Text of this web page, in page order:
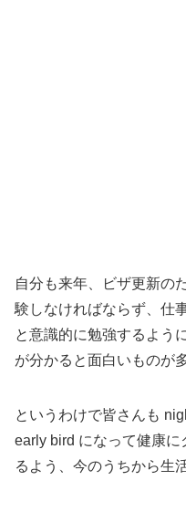
自分も来年、ビザ更新の
験しなければならず、仕
と意識的に勉強するよう
が分かると面白いものが
というわけで皆さんも
early bird になって健康に
るよう、今のうちから生